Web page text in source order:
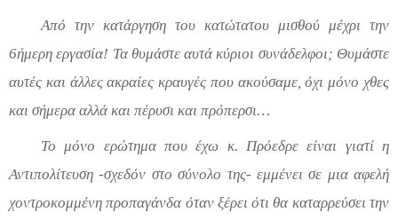
Από την κατάργηση του κατώτατου μισθού μέχρι την
6ήμερη εργασία! Τα θυμάστε αυτά κύριοι συνάδελφοι; Θυμάστε
αυτές και άλλες ακραίες κραυγές που ακούσαμε, όχι μόνο χθες
και σήμερα αλλά και πέρυσι και πρόπερσι…
Το μόνο ερώτημα που έχω κ. Πρόεδρε είναι γιατί η
Αντιπολίτευση -σχεδόν στο σύνολο της- εμμένει σε μια αφελή
χοντροκομμένη προπαγάνδα όταν ξέρει ότι θα καταρρεύσει την